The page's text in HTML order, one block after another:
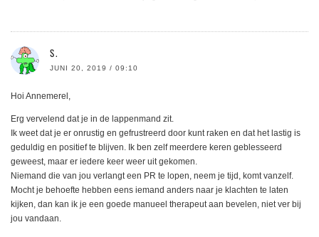
S.
JUNI 20, 2019 / 09:10
Hoi Annemerel,
Erg vervelend dat je in de lappenmand zit.
Ik weet dat je er onrustig en gefrustreerd door kunt raken en dat het lastig is
geduldig en positief te blijven. Ik ben zelf meerdere keren geblesseerd
geweest, maar er iedere keer weer uit gekomen.
Niemand die van jou verlangt een PR te lopen, neem je tijd, komt vanzelf.
Mocht je behoefte hebben eens iemand anders naar je klachten te laten
kijken, dan kan ik je een goede manueel therapeut aan bevelen, niet ver bij
jou vandaan.